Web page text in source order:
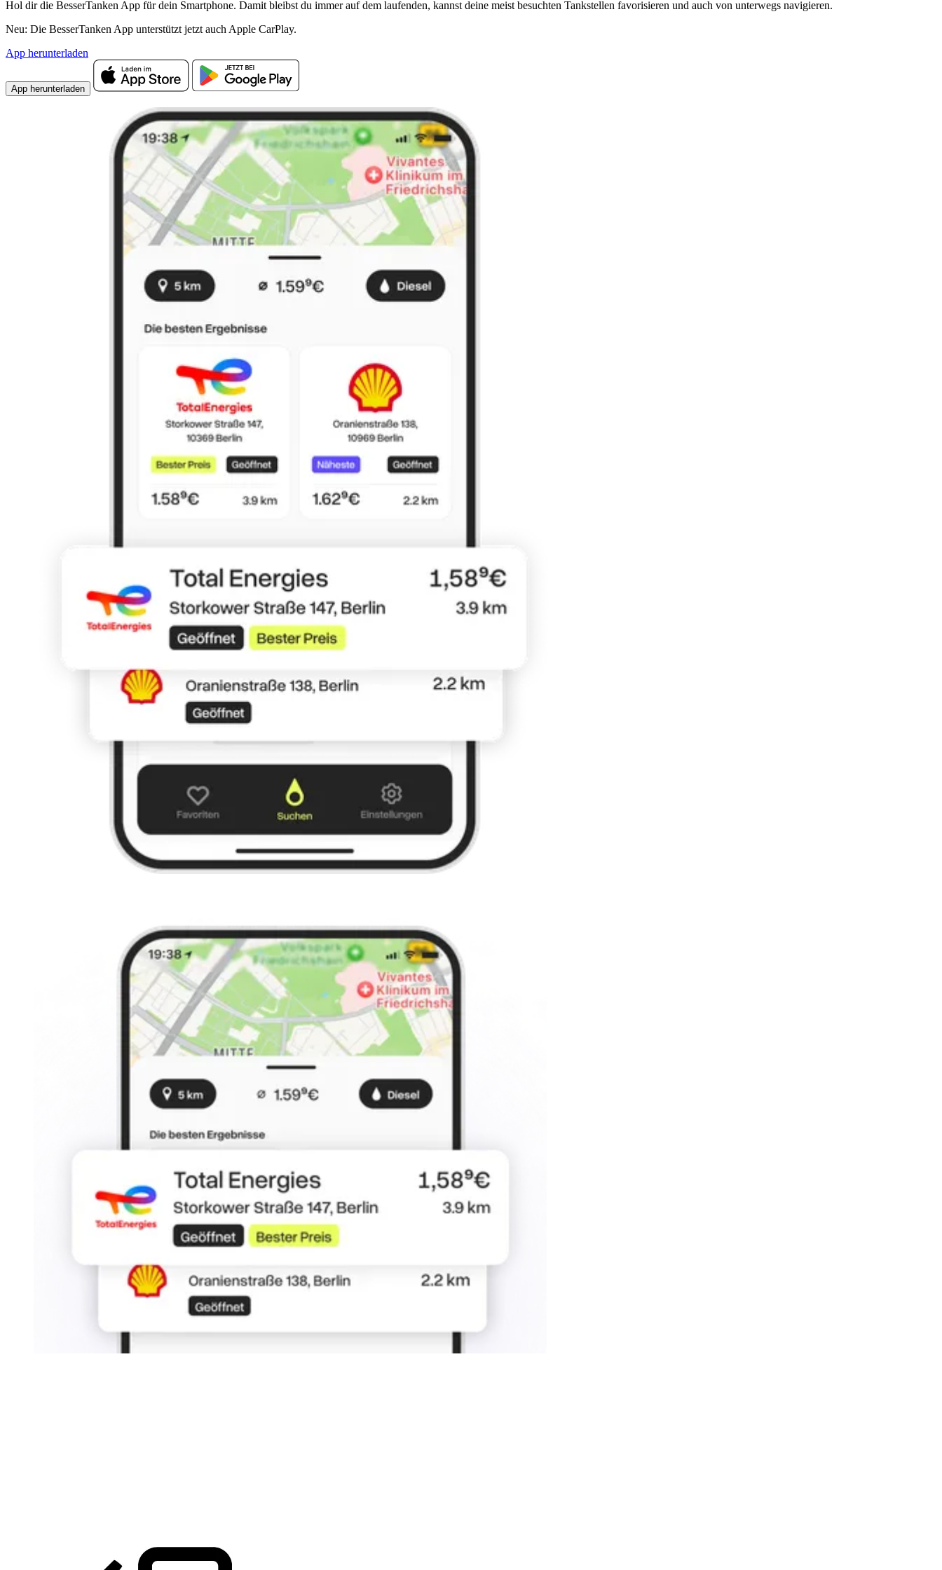
Hol dir die BesserTanken App für dein Smartphone. Damit bleibst du immer auf dem laufenden, kannst deine meist besuchten Tankstellen favorisieren und auch von unterwegs navigieren.
Neu: Die BesserTanken App unterstützt jetzt auch Apple CarPlay.
App herunterladen
App herunterladen